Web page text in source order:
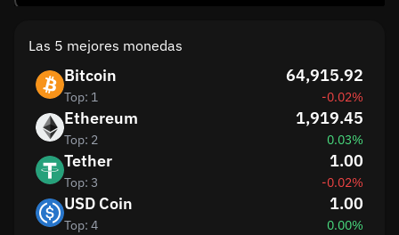
Las 5 mejores monedas
Bitcoin
Top: 1
64,915.92
-0.02%
Ethereum
Top: 2
1,919.45
0.03%
Tether
Top: 3
1.00
-0.02%
USD Coin
Top: 4
1.00
0.00%